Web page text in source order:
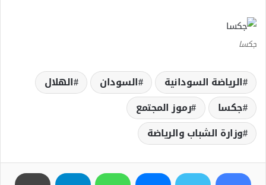
جكسا
الرياضة السودانية السودان
الهلال
جكسا
رموز المجتمع
وزارة الشباب والرياضة